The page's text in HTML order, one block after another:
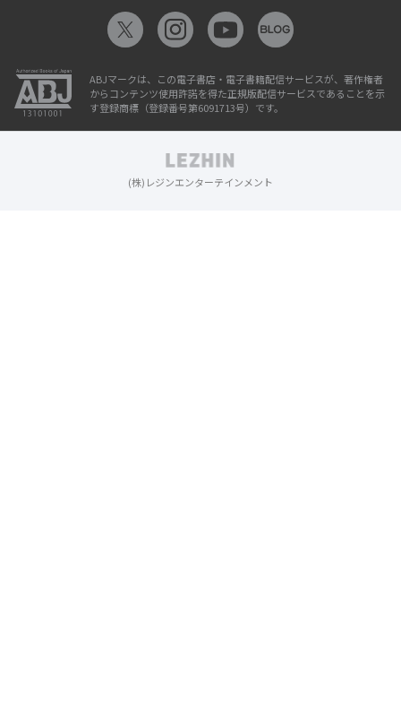
ABJマークは、この電子書店・電子書籍配信サービスが、著作権者
からコンテンツ使用許諾を得た正規版配信サービスであることを示
す登録商標（登録番号第6091713号）です。
(株)レジンエンターテインメント